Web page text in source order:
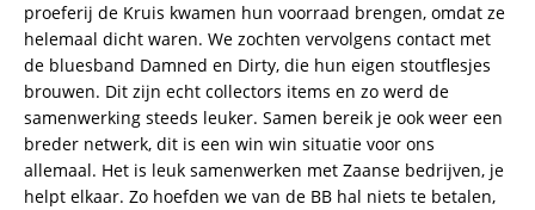
proeferij de Kruis kwamen hun voorraad brengen, omdat ze
helemaal dicht waren. We zochten vervolgens contact met
de bluesband Damned en Dirty, die hun eigen stoutflesjes
brouwen. Dit zijn echt collectors items en zo werd de
samenwerking steeds leuker. Samen bereik je ook weer een
breder netwerk, dit is een win win situatie voor ons
allemaal. Het is leuk samenwerken met Zaanse bedrijven, je
helpt elkaar. Zo hoefden we van de BB hal niets te betalen,